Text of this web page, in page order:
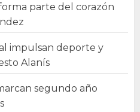
parte del corazón
impulsan deporte y
Alanís
segundo año